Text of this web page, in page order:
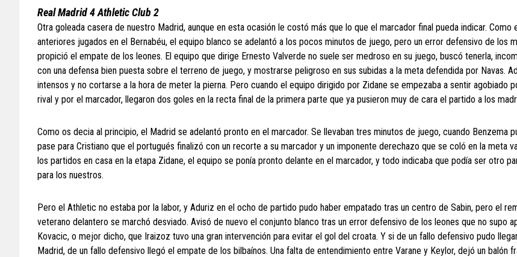
Real Madrid 4 Athletic Club 2
Otra goleada casera de nuestro Madrid, aunque en esta ocasión le costó más que lo que el marcador final pueda indicar. Como
anteriores jugados en el Bernabéu, el equipo blanco se adelantó a los pocos minutos de juego, pero un error defensivo de los
propició el empate de los leones. El equipo que dirige Ernesto Valverde no suele ser medroso en su juego, buscó tenerla,
con una defensa bien puesta sobre el terreno de juego, y mostrarse peligroso en sus subidas a la meta defendida por Navas.
intensos y no cortarse a la hora de meter la pierna. Pero cuando el equipo dirigido por Zidane se empezaba a sentir agobiado
rival y por el marcador, llegaron dos goles en la recta final de la primera parte que ya pusieron muy de cara el partido a los
Como os decia al principio, el Madrid se adelantó pronto en el marcador. Se llevaban tres minutos de juego, cuando Benzema
pase para Cristiano que el portugués finalizó con un recorte a su marcador y un imponente derechazo que se coló en la meta
los partidos en casa en la etapa Zidane, el equipo se ponía pronto delante en el marcador, y todo indicaba que podía ser otro
para los nuestros.
Pero el Athletic no estaba por la labor, y Aduriz en el ocho de partido pudo haber empatado tras un centro de Sabin, pero el
veterano delantero se marchó desviado. Avisó de nuevo el conjunto blanco tras un error defensivo de los leones que no supo
Kovacic, o mejor dicho, que Iraizoz tuvo una gran intervención para evitar el gol del croata. Y si de un fallo defensivo pudo
Madrid, de un fallo defensivo llegó el empate de los bilbaínos. Una falta de entendimiento entre Varane y Keylor, dejó un balón